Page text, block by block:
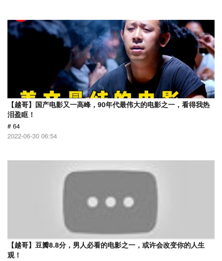
【越哥】国产电影又一高峰，90年代最伟大的电影之一，看得我热
泪盈眶！
# 64
2022-06-30 06:54
【越哥】豆瓣8.8分，男人必看的电影之一，或许会改变你的人生
观！